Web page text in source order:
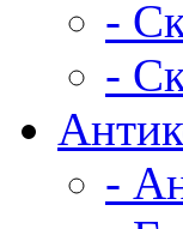
-
-
-